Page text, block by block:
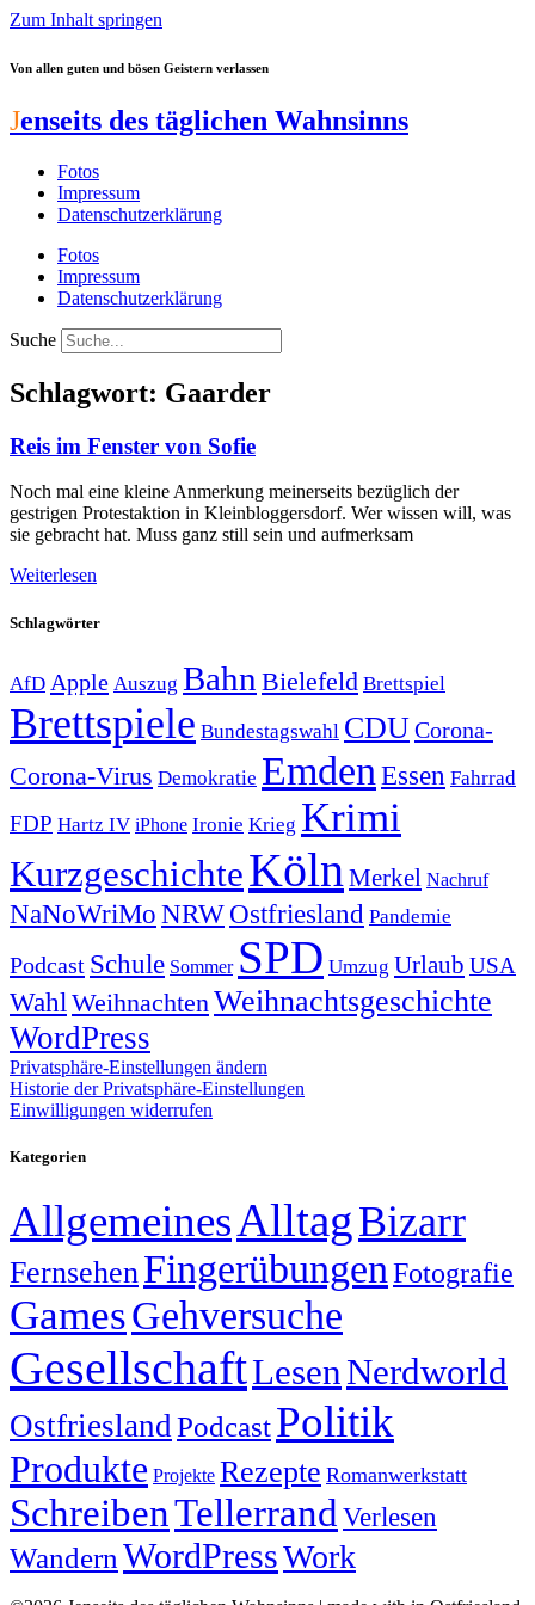
Zum Inhalt springen
Von allen guten und bösen Geistern verlassen
Jenseits des täglichen Wahnsinns
Fotos
Impressum
Datenschutzerklärung
Fotos
Impressum
Datenschutzerklärung
Suche
Schlagwort: Gaarder
Reis im Fenster von Sofie
Noch mal eine kleine Anmerkung meinerseits bezüglich der
gestrigen Protestaktion in Kleinbloggersdorf. Wer wissen will, was
sie gebracht hat. Muss ganz still sein und aufmerksam
Weiterlesen
Schlagwörter
AfD Apple Auszug Bahn Bielefeld Brettspiel
Brettspiele Bundestagswahl CDUCorona-
Corona-Virus Demokratie Emden Essen Fahrrad
FDP Hartz IV iPhone Ironie Krieg Krimi
KurzgeschichteKöln Merkel Nachruf
NaNoWriMo NRWOstfriesland Pandemie
Podcast Schule Sommer SPD Umzug Urlaub USA
Wahl Weihnachten Weihnachtsgeschichte
WordPress
Privatsphäre-Einstellungen ändern
Historie der Privatsphäre-Einstellungen
Einwilligungen widerrufen
Kategorien
AllgemeinesAlltagBizarr
FernsehenFingerübungen Fotografie
GamesGehversuche
GesellschaftLesenNerdworld
OstfrieslandPodcastPolitik
Produkte Projekte Rezepte Romanwerkstatt
SchreibenTellerrand Verlesen
Wandern WordPressWork